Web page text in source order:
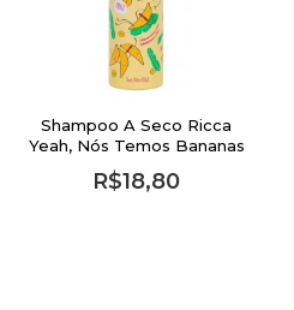
Shampoo A Seco Ricca
Yeah, Nós Temos Bananas
150ml
R$18,80